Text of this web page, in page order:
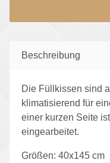
Beschreibung
Die Füllkissen sind
klimatisierend für
einer kurzen Seite
eingearbeitet.
Größen: 40x145 cm